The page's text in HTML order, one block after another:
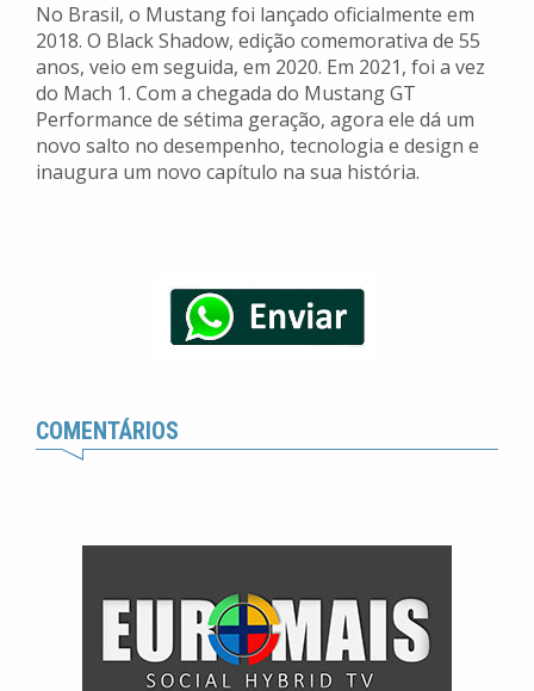
No Brasil, o Mustang foi lançado oficialmente em
2018. O Black Shadow, edição comemorativa de 55
anos, veio em seguida, em 2020. Em 2021, foi a vez
do Mach 1. Com a chegada do Mustang GT
Performance de sétima geração, agora ele dá um
novo salto no desempenho, tecnologia e design e
inaugura um novo capítulo na sua história.
COMENTÁRIOS